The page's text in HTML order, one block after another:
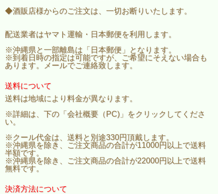
◆酒販店様からのご注文は、一切お断りいたします。
配送業者はヤマト運輸・日本郵便を利用します。
※沖縄県と一部離島は「日本郵便」となります。
※到着日時の指定は可能ですが、ご希望にそえない場合も
あります。メールでご連絡致します。
送料について
送料は地域により料金が異なります。
※詳細は、下の「会社概要（PC)」をクリックしてくださ
い。
※クール代金は、送料と別途330円頂戴します。
※沖縄県を除き、ご注文商品の合計が11000円以上で送料
半額です。
※沖縄県を除き、ご注文商品の合計が22000円以上で送料
無料です。
決済方法について